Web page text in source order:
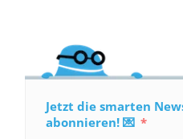
Jetzt die smarten
abonnieren! 💌